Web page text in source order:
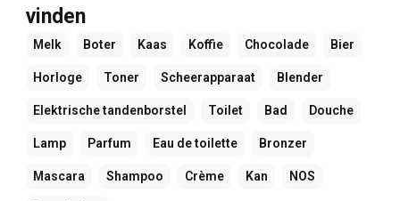
vinden
Melk Boter Kaas Koffie Chocolade Bier
Horloge Toner Scheerapparaat Blender
Elektrische tandenborstel Toilet Bad Douche
Lamp Parfum Eau de toilette Bronzer
Mascara Shampoo Crème Kan NOS